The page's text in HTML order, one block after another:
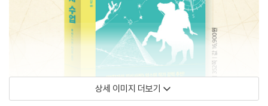
상세 이미지 더보기